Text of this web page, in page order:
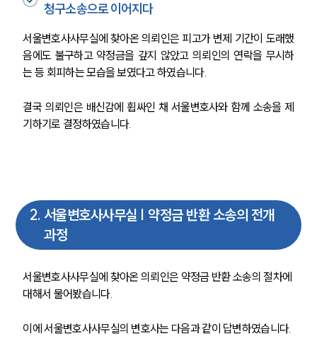
청구소송으로 이어지다
서울변호사사무실에 찾아온 의뢰인은 피고가 변제 기간이 도래했
음에도 불구하고 약정금을 갚지 않았고 의뢰인의 연락을 무시하
는 등 회피하는 모습을 보였다고 하였습니다.
결국 의뢰인은 배신감에 휩싸인 채 서울변호사와 함께 소송을 제
기하기로 결정하였습니다.
2. 서울변호사사무실 | 약정금 반환 소송의 전개
과정
서울변호사사무실에 찾아온 의뢰인은 약정금 반환 소송의 절차에
대해서 물어봤습니다.
이에 서울변호사사무실의 변호사는 다음과 같이 답변하였습니다.